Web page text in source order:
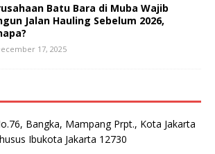
Batu Bara di Muba Wajib
Jalan Hauling Sebelum 2026,
17, 2025
Bangka, Mampang Prpt., Kota Jakarta
Ibukota Jakarta 12730